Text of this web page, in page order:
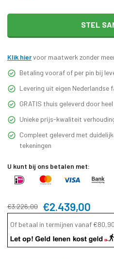
STEL
Klik hiervoor maatwerk zonder
Betaling vooraf of per pin bij
Levering uit eigen Nederlandse
GRATIS thuis geleverd door
Unieke prijs-kwaliteit
Compleet geleverd met
tekeningen
U kunt bij ons betalen met:
€3.226,00 €2.439,00
Of betaal in termijnen vanaf €80,90